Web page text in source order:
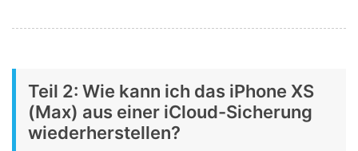
Teil 2: Wie kann ich das iPhone XS
(Max) aus einer iCloud-Sicherung
wiederherstellen?